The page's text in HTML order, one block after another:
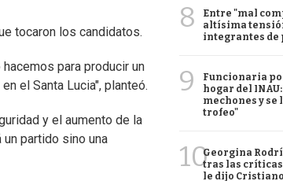
tocaron los candidatos.
para producir un
el Santa Lucia", planteó.
y el aumento de la
partido sino una
8
Entre "mal
altísima
integrantes
9
Funcionaria
hogar del
mechones y se
trofeo"
10Georgina
tras las críticas
le dijo